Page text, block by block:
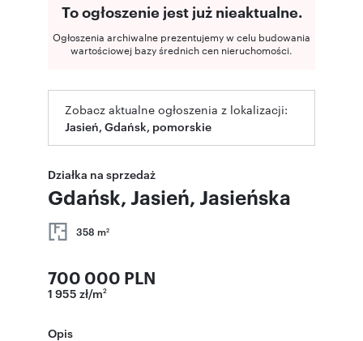
To ogłoszenie jest już nieaktualne.
Ogłoszenia archiwalne prezentujemy w celu budowania
wartościowej bazy średnich cen nieruchomości.
Zobacz aktualne ogłoszenia z lokalizacji:
Jasień, Gdańsk, pomorskie
Działka na sprzedaż
Gdańsk, Jasień, Jasieńska
358 m2
700 000 PLN
1 955 zł/m2
Opis